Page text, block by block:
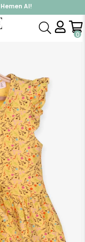
Al!
Üye Ol!
0
Kız Çocuk Elbise Çiçek Desenli Sarı (6 Yaş)